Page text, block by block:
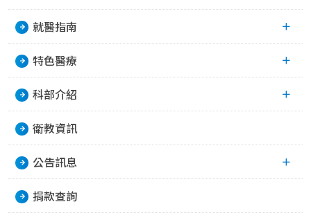
就醫指南
特色醫療
科部介紹
衛教資訊
公告訊息
捐款查詢